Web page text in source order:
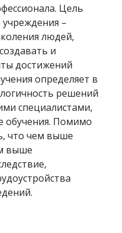
Цель
–
людей,
и
достижений
определяет в
решений
специалистами,
обучения. Помимо
что чем выше
выше